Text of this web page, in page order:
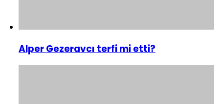
Alper Gezeravcı terfi mi etti?